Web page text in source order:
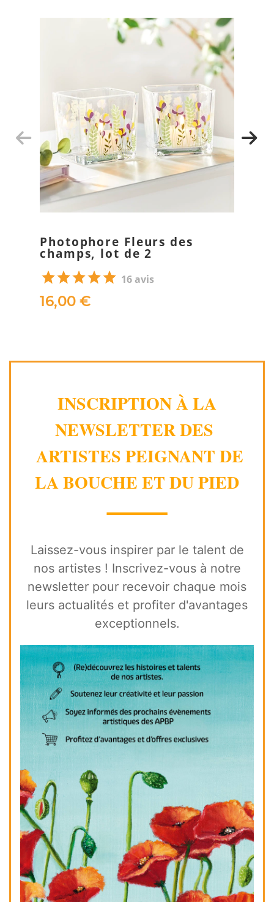
Photophore Fleurs des
champs, lot de 2
16 avis
16,00 €
INSCRIPTION À LA
NEWSLETTER DES
ARTISTES PEIGNANT DE
LA BOUCHE ET DU PIED
⸻
Laissez-vous inspirer par le talent de
nos artistes ! Inscrivez-vous à notre
newsletter pour recevoir chaque mois
leurs actualités et profiter d'avantages
exceptionnels.